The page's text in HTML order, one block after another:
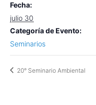
Fecha:
julio 30
Categoría de Evento:
Seminarios
20° Seminario Ambiental